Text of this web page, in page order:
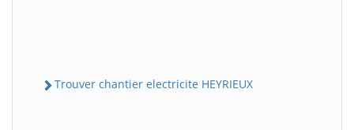
Trouver chantier electricite HEYRIEUX